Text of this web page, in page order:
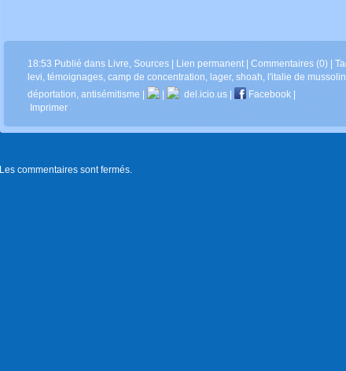
18:53 Publié dans Livre Sources Lien permanent Commentaires (0) |
levi témoignages camp de concentration lager, shoah l'italie de
déportation antisémitisme del.icio.us Facebook
Imprimer
Les commentaires sont fermés.